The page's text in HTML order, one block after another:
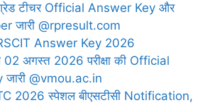
टीचर Official Answer Key और
जारी @rpresult.com
Answer Key 2026
अगस्त 2026 परीक्षा की Official
@vmou.ac.in
2026 स्पेशल बीएसटीसी Notification,